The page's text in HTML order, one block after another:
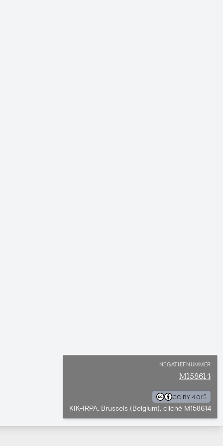
NEGATIEFNUMMER
M158614
CC BY 4.0
KIK-IRPA, Brussels (Belgium), cliché M158614